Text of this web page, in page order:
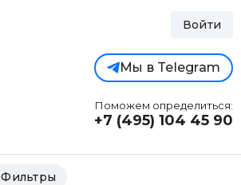
Войти
Мы в Telegram
Поможем определиться:
+7 (495) 104 45 90
Фильтры